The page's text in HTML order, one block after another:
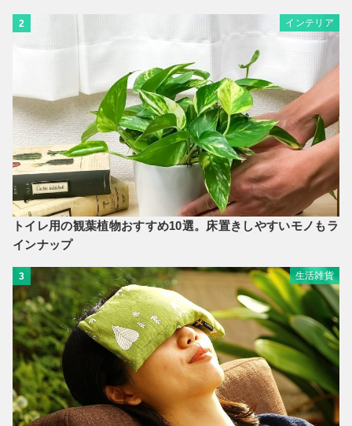
2 インテリア
トイレ用の観葉植物おすすめ10選。床置きしやすいモノもラ
インナップ
3 生活雑貨